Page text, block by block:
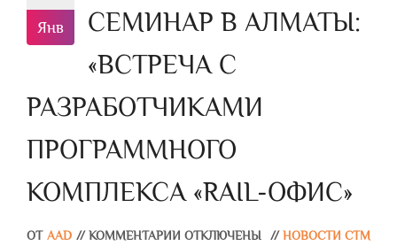
Янв
СЕМИНАР В АЛМАТЫ:
«ВСТРЕЧА С
РАЗРАБОТЧИКАМИ
ПРОГРАММНОГО
КОМПЛЕКСА «RAIL-ОФИС»
ОТ AAD // КОММЕНТАРИИ ОТКЛЮЧЕНЫ // НОВОСТИ СТМ